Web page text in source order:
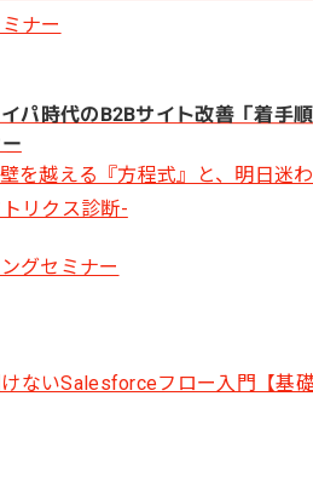
パ時代のB2Bサイト改善「着手順
を越える『方程式』と、明日迷
リクス診断-
グセミナー